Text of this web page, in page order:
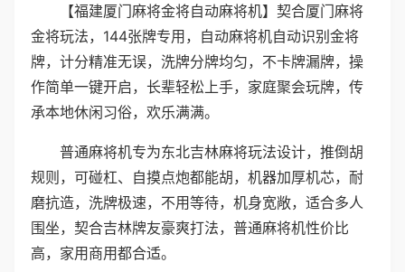
【福建厦门麻将金将自动麻将机】契合厦门麻将
金将玩法，144张牌专用，自动麻将机自动识别金将
牌，计分精准无误，洗牌分牌均匀，不卡牌漏牌，操
作简单一键开启，长辈轻松上手，家庭聚会玩牌，传
承本地休闲习俗，欢乐满满。
普通麻将机专为东北吉林麻将玩法设计，推倒胡
规则，可碰杠、自摸点炮都能胡，机器加厚机芯，耐
磨抗造，洗牌极速，不用等待，机身宽敞，适合多人
围坐，契合吉林牌友豪爽打法，普通麻将机性价比
高，家用商用都合适。